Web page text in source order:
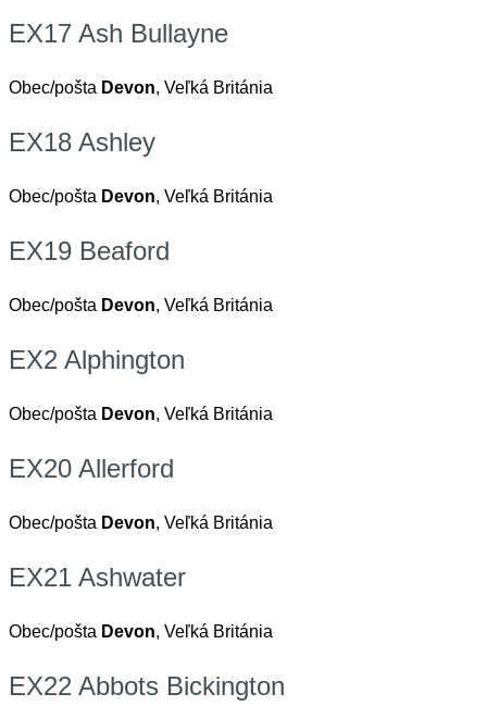
EX17 Ash Bullayne
Obec/pošta Devon, Veľká Británia
EX18 Ashley
Obec/pošta Devon, Veľká Británia
EX19 Beaford
Obec/pošta Devon, Veľká Británia
EX2 Alphington
Obec/pošta Devon, Veľká Británia
EX20 Allerford
Obec/pošta Devon, Veľká Británia
EX21 Ashwater
Obec/pošta Devon, Veľká Británia
EX22 Abbots Bickington